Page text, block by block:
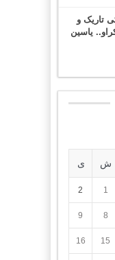
تاریک و
یاسین
ش ی
1
2
8
9
15
16